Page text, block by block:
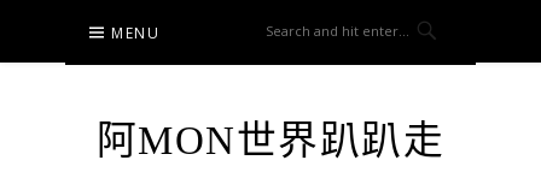
content
MENU
阿MON世界趴趴走